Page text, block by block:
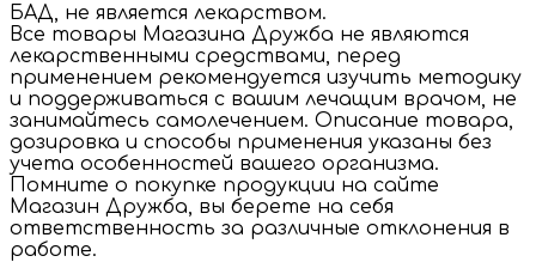
БАД, не является лекарством.
Все товары Магазина Дружба не являются
лекарственными средствами, перед
применением рекомендуется изучить методику
и поддерживаться с вашим лечащим врачом, не
занимайтесь самолечением. Описание товара,
дозировка и способы применения указаны без
учета особенностей вашего организма.
Помните о покупке продукции на сайте
Магазин Дружба, вы берете на себя
ответственность за различные отклонения в
работе.